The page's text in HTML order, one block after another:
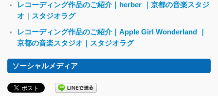
レコーディング作品のご紹介｜herber ｜京都の音楽スタジ
オ｜スタジオラグ
レコーディング作品のご紹介｜Apple Girl Wonderland ｜
京都の音楽スタジオ｜スタジオラグ
ソーシャルメディア